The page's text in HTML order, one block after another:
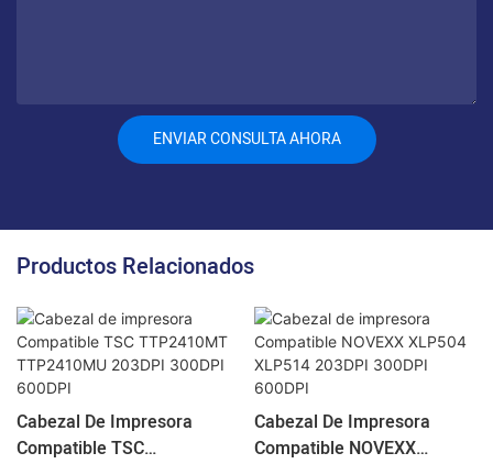
ENVIAR CONSULTA AHORA
Productos Relacionados
Cabezal De Impresora
Compatible TSC
Cabezal De Impresora
Compatible NOVEXX